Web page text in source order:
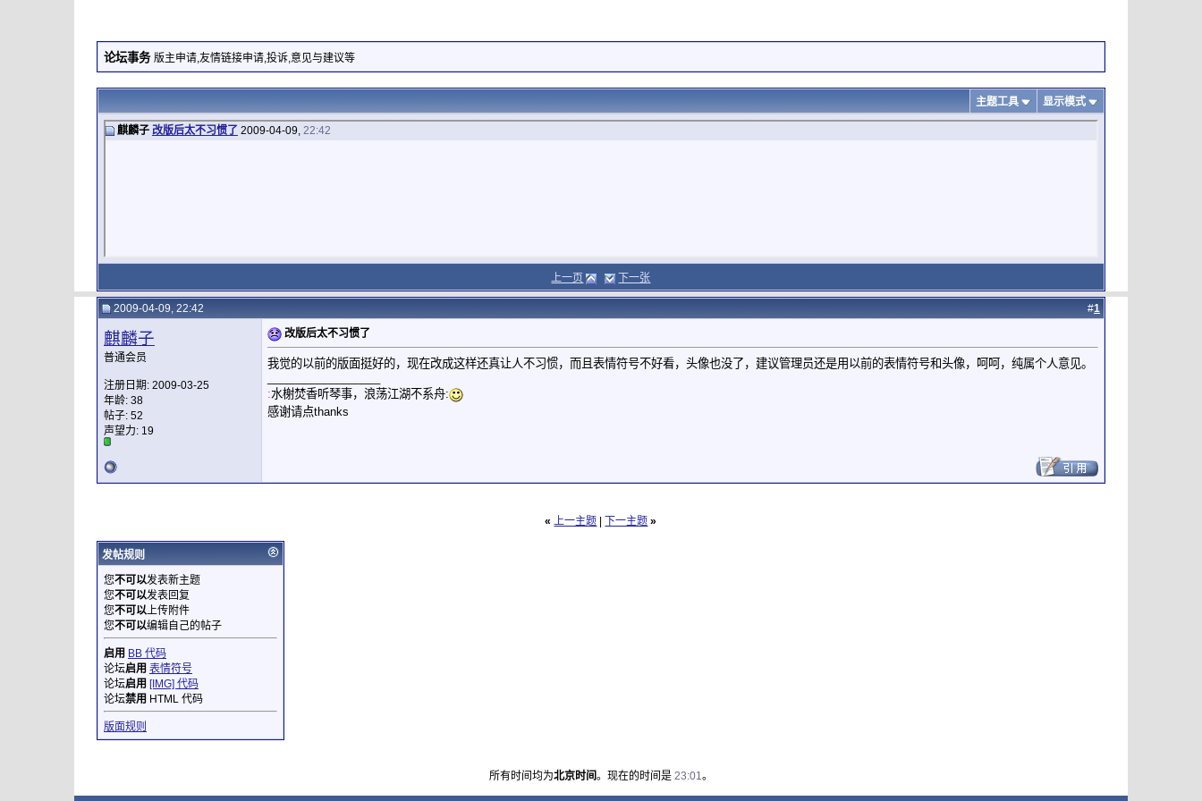
论坛事务 版主申请,友情链接申请,投诉,意见与建议等
主题工具 显示模式
麒麟子 改版后太不习惯了 2009-04-09, 22:42
上一页 下一张
2009-04-09, 22:42 #1
麒麟子
普通会员
注册日期: 2009-03-25
年龄: 38
帖子: 52
声望力: 19
改版后太不习惯了
我觉的以前的版面挺好的，现在改成这样还真让人不习惯，而且表情符号不好看，头像也没了，建议管理员还是用以前的表情符号和头像，呵呵，纯属个人意见。
:水榭焚香听琴事，浪荡江湖不系舟:
感谢请点thanks
« 上一主题 下一主题 »
发帖规则
您不可以发表新主题
您不可以发表回复
您不可以上传附件
您不可以编辑自己的帖子
启用 BB 代码
论坛启用 表情符号
论坛启用 [IMG] 代码
论坛禁用 HTML 代码
版面规则
所有时间均为北京时间。现在的时间是 23:01。